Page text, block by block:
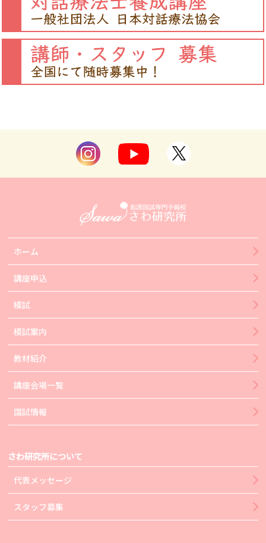
ホーム
講座申込
模試
模試案内
教材紹介
講座会場一覧
国試情報
さわ研究所について
代表メッセージ
スタッフ募集